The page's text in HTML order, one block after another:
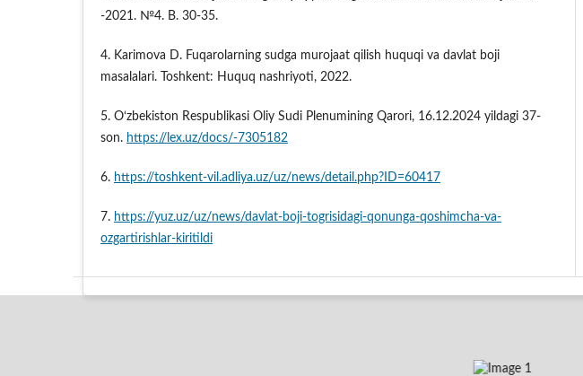
-2021. №4. B. 30-35.
4. Karimova D. Fuqarolarning sudga murojaat qilish huquqi va davlat boji
masalalari. Toshkent: Huquq nashriyoti, 2022.
5. O‘zbekiston Respublikasi Oliy Sudi Plenumining Qarori, 16.12.2024 yildagi 37-
son. https://lex.uz/docs/-7305182
6. https://toshkent-vil.adliya.uz/uz/news/detail.php?ID=60417
7. https://yuz.uz/uz/news/davlat-boji-togrisidagi-qonunga-qoshimcha-va-
ozgartirishlar-kiritildi